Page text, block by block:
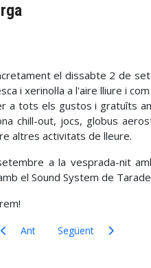
el dissabte 2 de
i xerinol·la a l'aire lliure i
a tots els gustos i gratuîts
chill-out, jocs, globus
altres activitats de lleure.
a la vesprada-nit
el Sound System de
Article anterior: Alternativa Avinyó
Ant Article següent:
Següent